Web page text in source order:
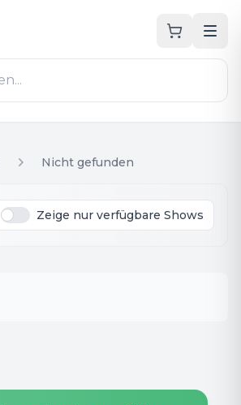
Nicht gefunden
Zeige nur verfügbare Shows